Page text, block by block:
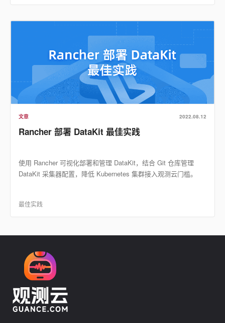
文章 2022.08.12
Rancher 部署 DataKit 最佳实践
使用 Rancher 可视化部署和管理 DataKit，结合 Git 仓库管理
DataKit 采集器配置，降低 Kubernetes 集群接入观测云门槛。
最佳实践